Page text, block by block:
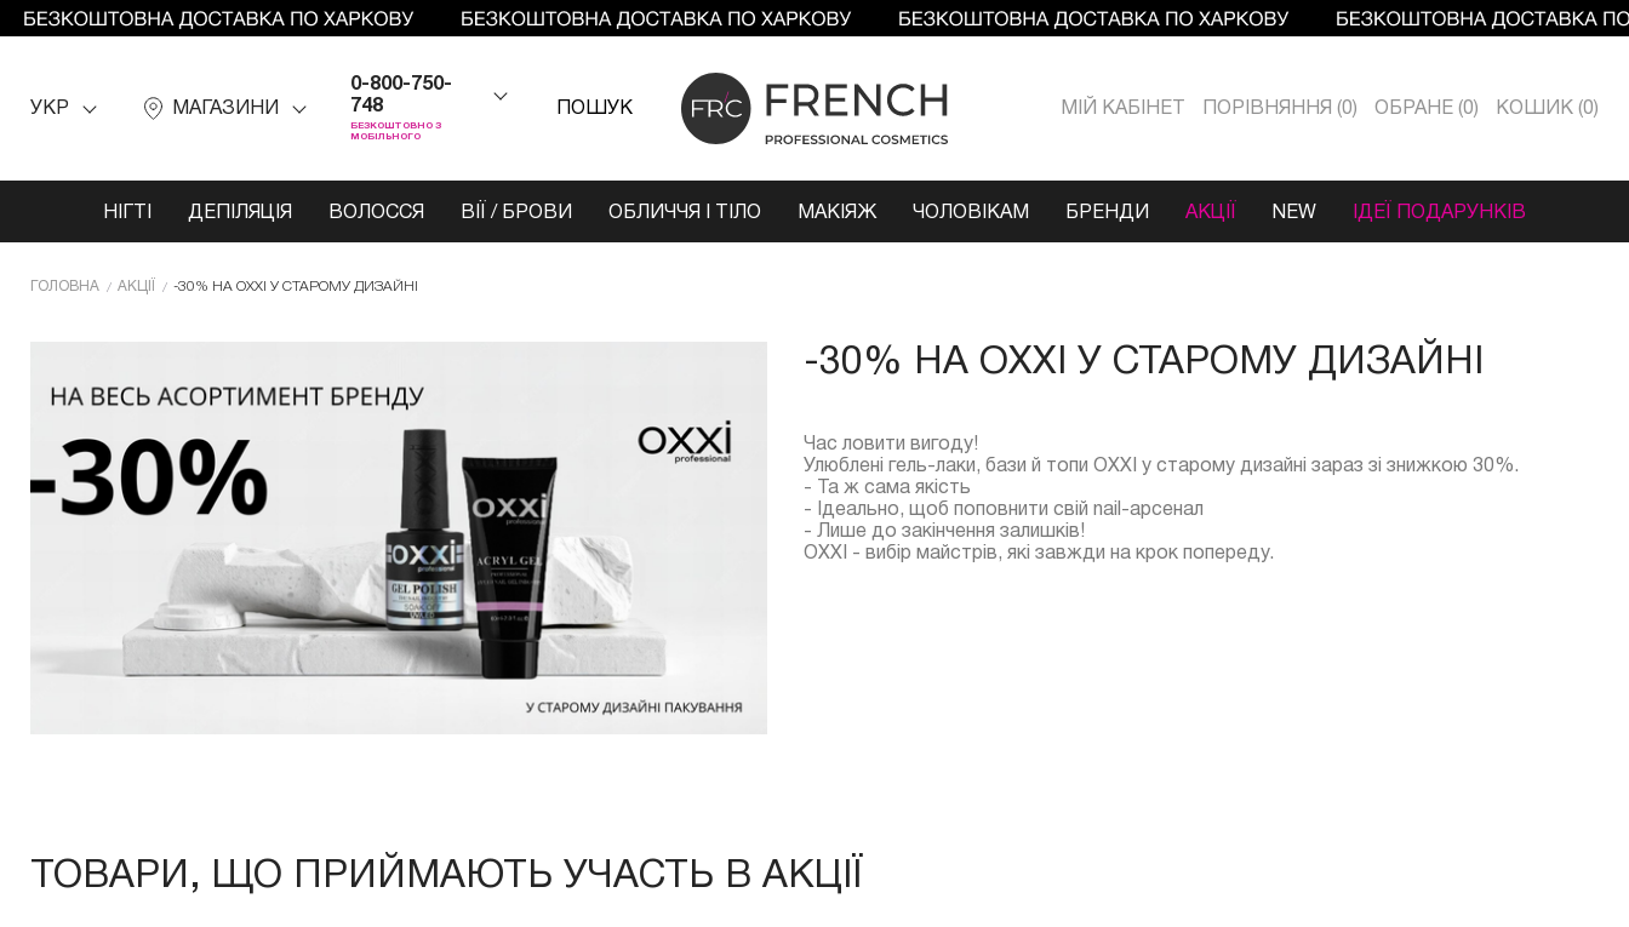
УКР МАГАЗИНИ
0-800-750-
748
БЕЗКОШТОВНО З
МОБІЛЬНОГО
ПОШУК МIЙ КАБIНЕТ ПОРІВНЯННЯ 0 ОБРАНЕ 0 КОШИК 0
НІГТІ ДЕПІЛЯЦІЯ ВОЛОССЯ ВІЇ / БРОВИ ОБЛИЧЧЯ І ТІЛО МАКІЯЖ ЧОЛОВІКАМ БРЕНДИ АКЦІЇ NEW ІДЕЇ ПОДАРУНКІВ
ГОЛОВНА АКЦІЇ -30% НА OXXI У СТАРОМУ ДИЗАЙНІ
-30% НА OXXI У СТАРОМУ ДИЗАЙНІ
Час ловити вигоду!
Улюблені гель-лаки, бази й топи OXXI у старому дизайні зараз зі знижкою 30%.
- Та ж сама якість
- Ідеально, щоб поповнити свій nail-арсенал
- Лише до закінчення залишків!
OXXI - вибір майстрів, які завжди на крок попереду.
ТОВАРИ, ЩО ПРИЙМАЮТЬ УЧАСТЬ В АКЦІЇ